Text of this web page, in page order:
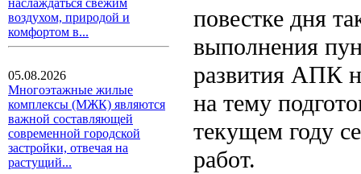
наслаждаться свежим
воздухом, природой и
комфортом в...
05.08.2026
Многоэтажные жилые
комплексы (МЖК) являются
важной составляющей
современной городской
застройки, отвечая на
растущий...
повестке дня
выполнения
развития АПК
на тему
текущем году
работ.